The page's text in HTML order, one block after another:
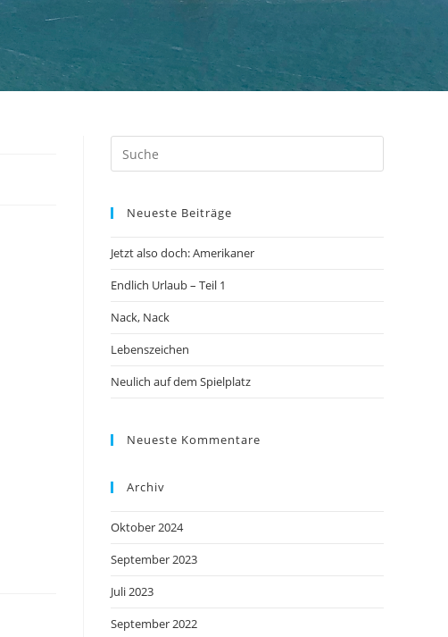
Neueste Beiträge
Jetzt also doch: Amerikaner
Endlich Urlaub – Teil 1
Nack, Nack
Lebenszeichen
Neulich auf dem Spielplatz
Neueste Kommentare
Archiv
Oktober 2024
September 2023
Juli 2023
September 2022